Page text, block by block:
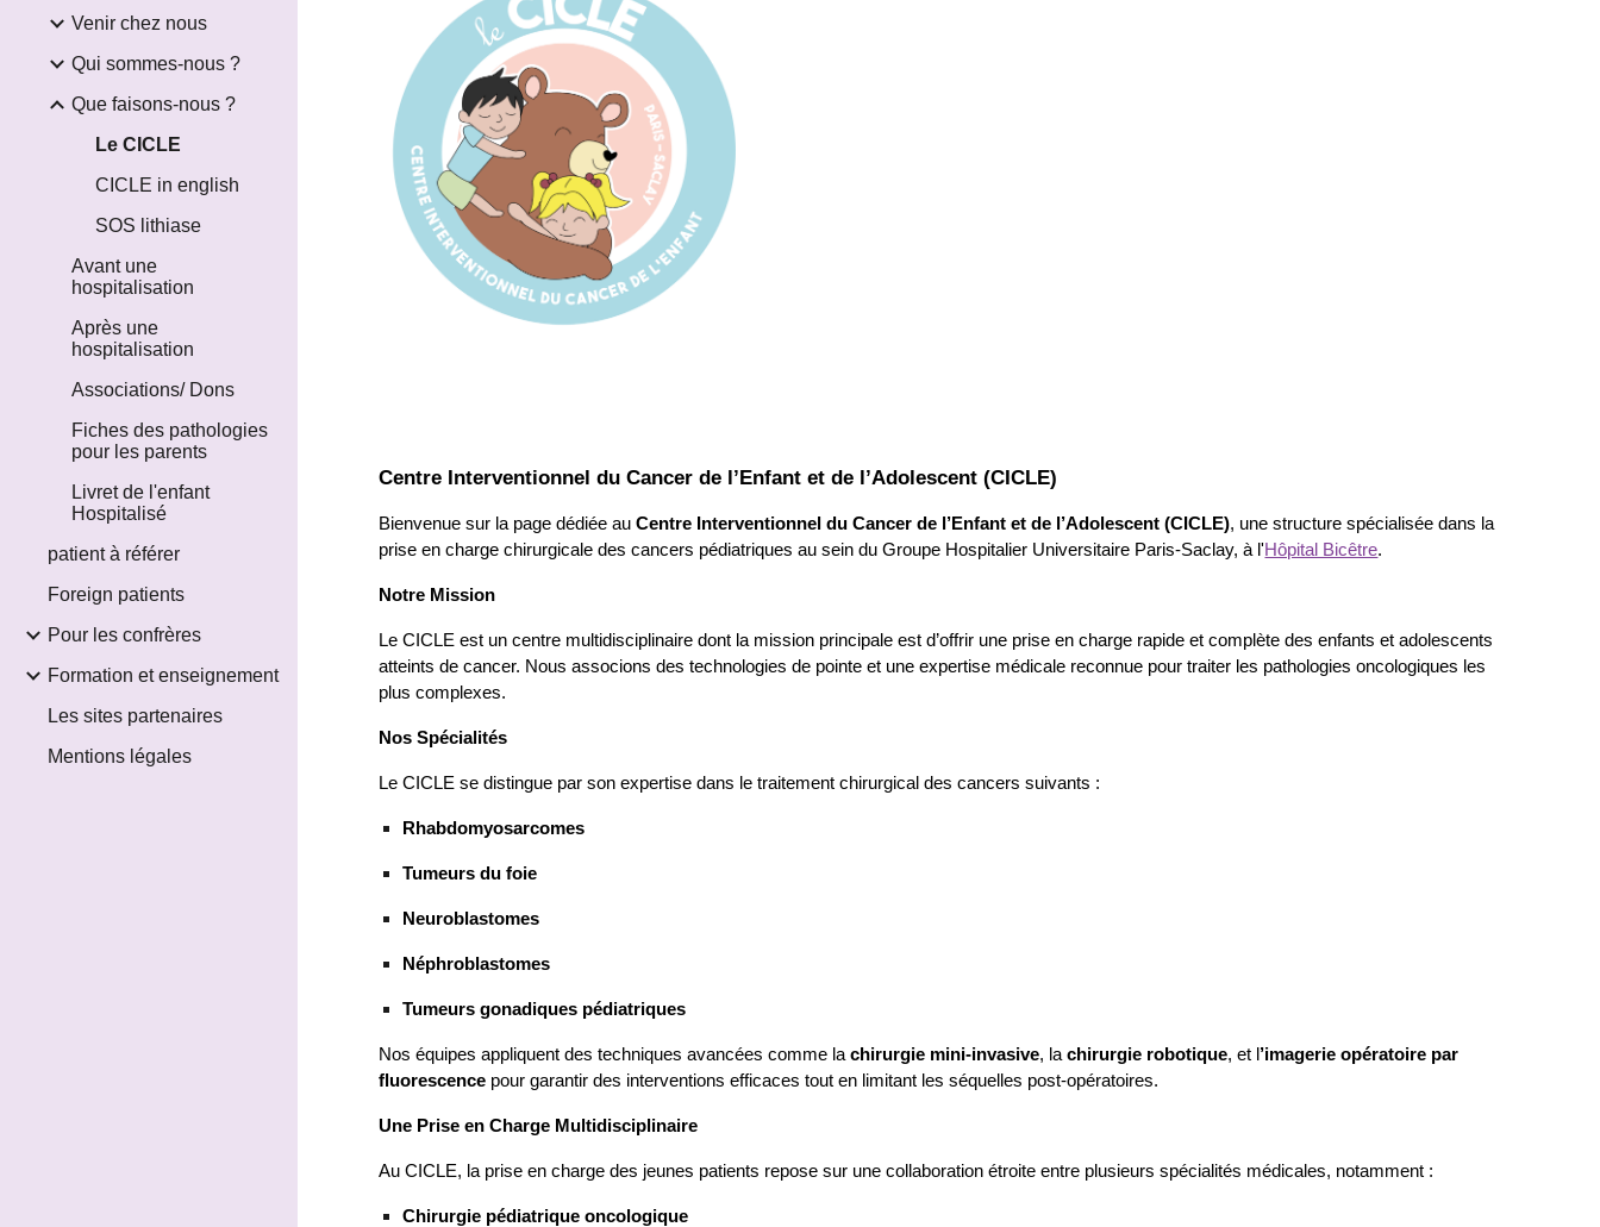
Venir chez nous
Qui sommes-nous ?
Que faisons-nous ?
Le CICLE
CICLE in english
SOS lithiase
Avant une
hospitalisation
Après une
hospitalisation
Associations/ Dons
Fiches des pathologies
pour les parents
Livret de l'enfant
Hospitalisé
patient à référer
Foreign patients
Pour les confrères
Formation et enseignement
Les sites partenaires
Mentions légales
Centre Interventionnel du Cancer de l’Enfant et de l’Adolescent (CICLE)
Bienvenue sur la page dédiée auCentre Interventionnel du Cancer de l’Enfant et de l’Adolescent (CICLE), une structure spécialisée dans la
prise en charge chirurgicale des cancers pédiatriques au sein du Groupe Hospitalier Universitaire Paris-Saclay, à l'Hôpital Bicêtre.
Notre Mission
Le CICLE est un centre multidisciplinaire dont la mission principale est d’offrir une prise en charge rapide et complète des enfants et adolescents
atteints de cancer. Nous associons des technologies de pointe et une expertise médicale reconnue pour traiter les pathologies oncologiques les
plus complexes.
Nos Spécialités
Le CICLE se distingue par son expertise dans le traitement chirurgical des cancers suivants :
Rhabdomyosarcomes
Tumeurs du foie
Neuroblastomes
Néphroblastomes
Tumeurs gonadiques pédiatriques
Nos équipes appliquent des techniques avancées comme lachirurgie mini-invasive, lachirurgie robotique, et l ’imagerie opératoire par
fluorescence pour garantir des interventions efficaces tout en limitant les séquelles post-opératoires.
Une Prise en Charge Multidisciplinaire
Au CICLE, la prise en charge des jeunes patients repose sur une collaboration étroite entre plusieurs spécialités médicales, notamment :
Chirurgie pédiatrique oncologique